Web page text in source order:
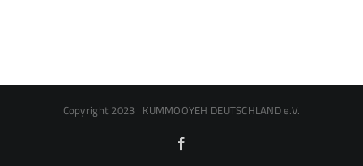
Copyright 2023 | KUMMOOYEH DEUTSCHLAND e.V.